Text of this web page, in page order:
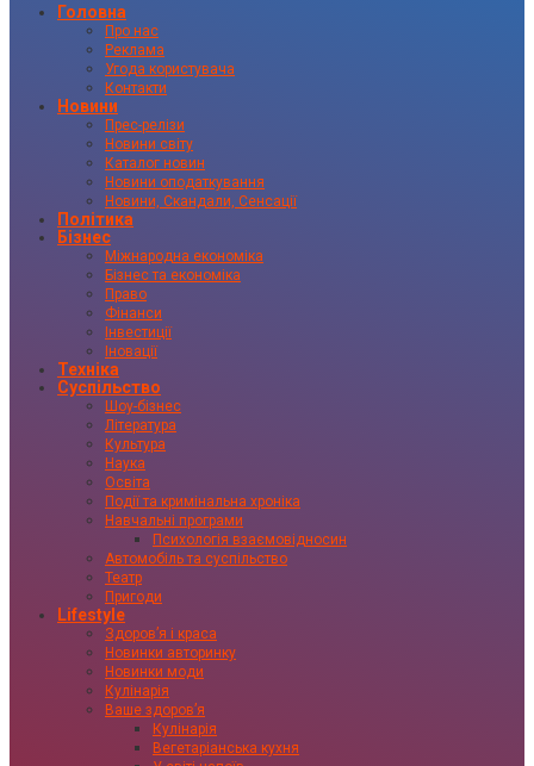
Головна
Про нас
Реклама
Угода користувача
Контакти
Новини
Прес-релізи
Новини світу
Каталог новин
Новини оподаткування
Новини, Скандали, Сенсації
Політика
Бізнес
Міжнародна економіка
Бізнес та економіка
Право
Фінанси
Інвестиції
Іновації
Техніка
Суспільство
Шоу-бізнес
Література
Культура
Наука
Освіта
Події та кримінальна хроніка
Навчальні програми
Психологія взаємовідносин
Автомобіль та суспільство
Театр
Пригоди
Lifestyle
Здоровʼя і краса
Новинки авторинку
Новинки моди
Кулінарія
Ваше здоровʼя
Кулінарія
Вегетаріанська кухня